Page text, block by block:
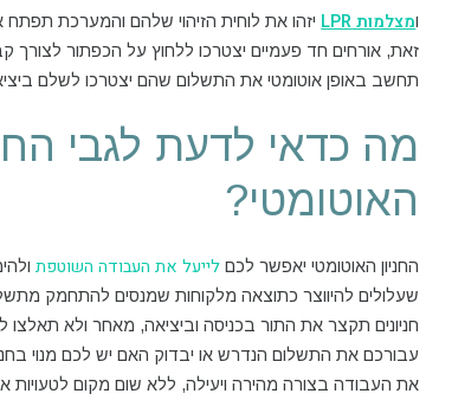
ומצלמות LPR
יזהו את לוחית הזיהוי שלהם והמערכת
זאת, אורחים חד פעמיים יצטרכו ללחוץ על הכפתור לצורך
תחשב באופן אוטומטי את התשלום שהם יצטרכו לשלם
מה כדאי לדעת לגבי
האוטומטי?
החניון האוטומטי יאפשר לכם לייעל את העבודה השוטפת
שעלולים להיווצר כתוצאה מלקוחות שמנסים להתחמק
חניונים תקצר את התור בכניסה וביציאה, מאחר ולא
עבורכם את התשלום הנדרש או יבדוק האם יש לכם מנוי
את העבודה בצורה מהירה ויעילה, ללא שום מקום לטעויות